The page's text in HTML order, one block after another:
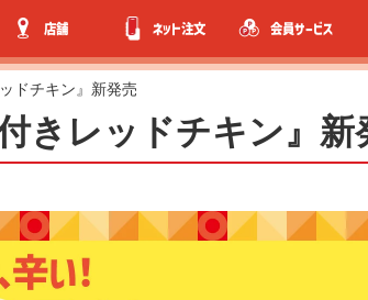
店舗 ネット注文 会員サービス
ドチキン』新発売
きレッドチキン』新